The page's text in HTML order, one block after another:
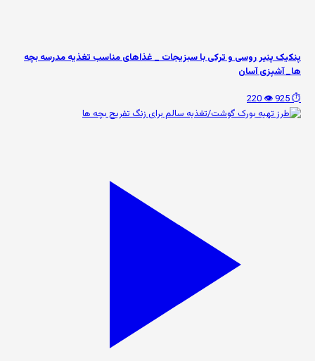
پنکیک پنیر روسی و ترکی با سبزیجات _ غذاهای مناسب تغذیه مدرسه بچه
ها_ آشپزی آسان
⏱️ 925
👁️ 220